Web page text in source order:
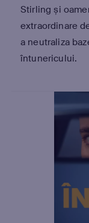
Stirling și
extraordinare
a neutraliza
întunericului.